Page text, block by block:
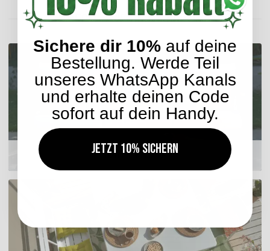
ENTDECKEN SIE UNSER SORTIMENT
Outdoor Kissen
Sichere dir 10% auf deine
Bestellung. Werde Teil
unseres WhatsApp Kanals
und erhalte deinen Code
sofort auf dein Handy.
Jetzt 10% sichern